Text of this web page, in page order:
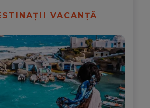
VACANȚĂ